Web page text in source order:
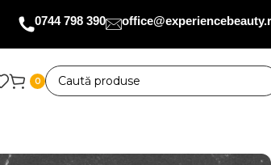
0744 798 390
0